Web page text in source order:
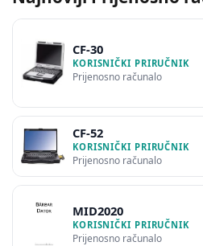
CF-30
KORISNIČKI PRIRUČNIK
Prijenosno računalo
CF-52
KORISNIČKI PRIRUČNIK
Prijenosno računalo
MID2020
KORISNIČKI PRIRUČNIK
Prijenosno računalo